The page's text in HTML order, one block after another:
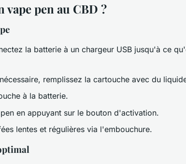
pen au CBD ?
la batterie à un chargeur USB jusqu'à ce
remplissez la cartouche avec du
à la batterie.
en appuyant sur le bouton d'activation.
lentes et régulières via l'embouchure.